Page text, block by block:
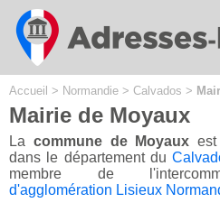
Accueil > Normandie > Calvados >
Mairie de Moyaux
La commune de Moyaux
dans le département du
membre de
d'agglomération Lisieux
Cookies management panel